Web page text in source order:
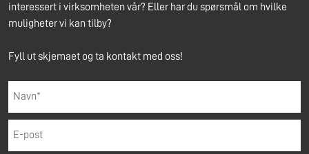
interessert i virksomheten vår? Eller har du spørsmål om hvilke
muligheter vi kan tilby?
Fyll ut skjemaet og ta kontakt med oss!